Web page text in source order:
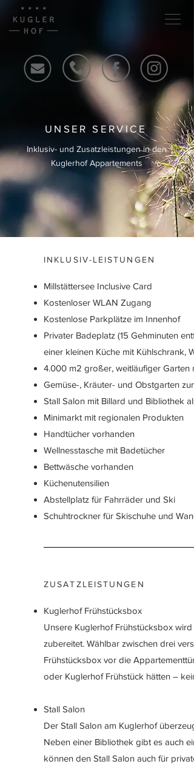
Inklusiv- und Zusatzleistungen in den
Kuglerhof Appartements
UNSER SERVICE
INKLUSIV-LEISTUNGEN
Millstättersee Inclusive Card
Kostenloser WLAN Zugang
Kostenlose Parkplätze im Innenhof
Privater Badeplatz (15 Gehminuten
einer kleinen Küche mit Kühlschrank,
4.000 m2 großer, weitläufiger Garten
Gemüse-, Kräuter- und Obstgarten
Stall Salon mit Billard und Bibliothek
Minimarkt mit regionalen Produkten
Handtücher vorhanden
Wellnesstasche mit Badetücher
Bettwäsche vorhanden
Küchenutensilien
Abstellplatz für Fahrräder und Ski
Schuhtrockner für Skischuhe und
ZUSATZLEISTUNGEN
Kuglerhof Frühstücksbox
Unsere Kuglerhof Frühstücksbox
zubereitet. Wählbar zwischen drei
Frühstücksbox vor die
oder Kuglerhof Frühstück hätten –
Stall Salon
Der Stall Salon am Kuglerhof
Neben einer Bibliothek gibt es auch
können den Stall Salon auch für